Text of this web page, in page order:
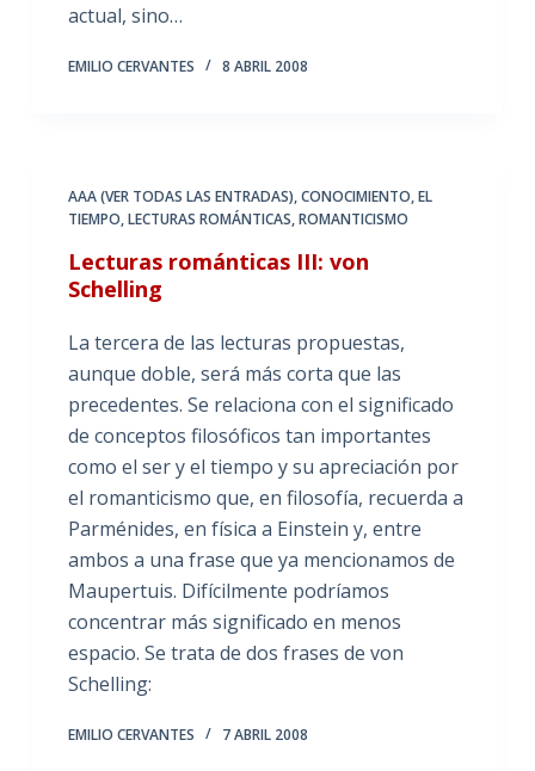
actual, sino…
EMILIO CERVANTES 8 ABRIL 2008
AAA (VER TODAS LAS ENTRADAS),CONOCIMIENTO,EL
TIEMPO,LECTURAS ROMÁNTICAS,ROMANTICISMO
Lecturas románticas III: von
Schelling
La tercera de las lecturas propuestas,
aunque doble, será más corta que las
precedentes. Se relaciona con el significado
de conceptos filosóficos tan importantes
como el ser y el tiempo y su apreciación por
el romanticismo que, en filosofía, recuerda a
Parménides, en física a Einstein y, entre
ambos a una frase que ya mencionamos de
Maupertuis. Difícilmente podríamos
concentrar más significado en menos
espacio. Se trata de dos frases de von
Schelling:
EMILIO CERVANTES 7 ABRIL 2008